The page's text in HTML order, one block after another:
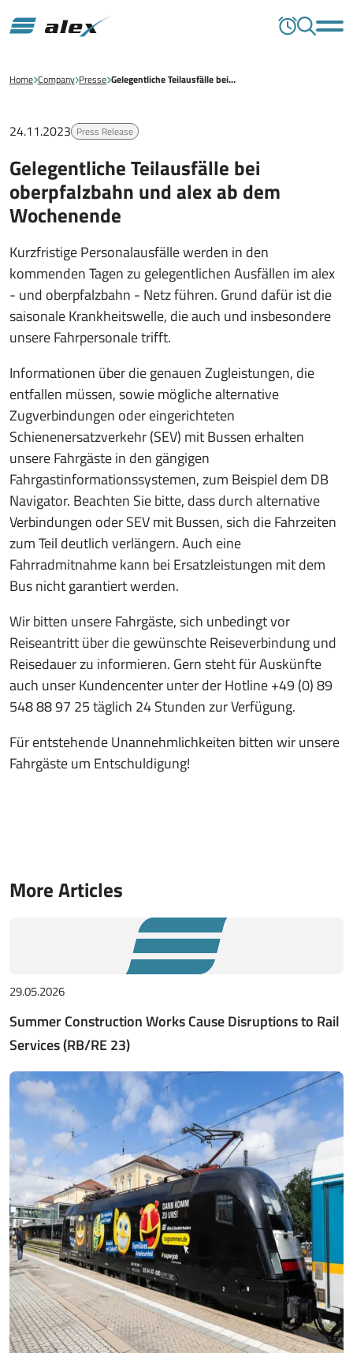
Home Company Presse Gelegentliche Teilausfälle bei…
24.11.2023 Press Release
Gelegentliche Teilausfälle bei
oberpfalzbahn und alex ab dem
Wochenende
Kurzfristige Personalausfälle werden in den
kommenden Tagen zu gelegentlichen Ausfällen im alex
- und oberpfalzbahn - Netz führen. Grund dafür ist die
saisonale Krankheitswelle, die auch und insbesondere
unsere Fahrpersonale trifft.
Informationen über die genauen Zugleistungen, die
entfallen müssen, sowie mögliche alternative
Zugverbindungen oder eingerichteten
Schienenersatzverkehr (SEV) mit Bussen erhalten
unsere Fahrgäste in den gängigen
Fahrgastinformationssystemen, zum Beispiel dem DB
Navigator. Beachten Sie bitte, dass durch alternative
Verbindungen oder SEV mit Bussen, sich die Fahrzeiten
zum Teil deutlich verlängern. Auch eine
Fahrradmitnahme kann bei Ersatzleistungen mit dem
Bus nicht garantiert werden.
Wir bitten unsere Fahrgäste, sich unbedingt vor
Reiseantritt über die gewünschte Reiseverbindung und
Reisedauer zu informieren. Gern steht für Auskünfte
auch unser Kundencenter unter der Hotline +49 (0) 89
548 88 97 25 täglich 24 Stunden zur Verfügung.
Für entstehende Unannehmlichkeiten bitten wir unsere
Fahrgäste um Entschuldigung!
More Articles
29.05.2026
Summer Construction Works Cause Disruptions to Rail
Services (RB/RE 23)